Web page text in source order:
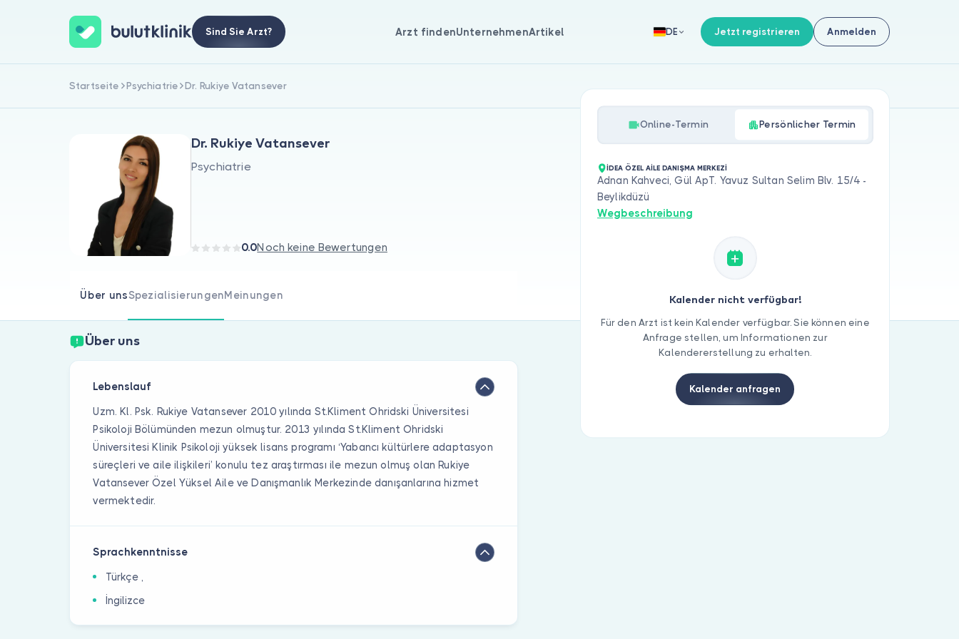
Sind Sie Arzt? Arzt findenUnternehmenArtikel DE Jetzt registrieren Anmelden
Startseite Psychiatrie Dr. Rukiye Vatansever
Dr. Rukiye Vatansever
Psychiatrie
0.0Noch keine Bewertungen
Über unsSpezialisierungenMeinungen
Über uns
Lebenslauf
Uzm. Kl. Psk. Rukiye Vatansever 2010 yılında St.Kliment Ohridski Üniversitesi
Psikoloji Bölümünden mezun olmuştur. 2013 yılında St.Kliment Ohridski
Üniversitesi Klinik Psikoloji yüksek lisans programı ‘Yabancı kültürlere adaptasyon
süreçleri ve aile ilişkileri’ konulu tez araştırması ile mezun olmuş olan Rukiye
Vatansever Özel Yüksel Aile ve Danışmanlık Merkezinde danışanlarına hizmet
vermektedir.
Sprachkenntnisse
Türkçe ,
İngilizce
Online-Termin Persönlicher Termin
İDEA ÖZEL AİLE DANIŞMA MERKEZİ
Adnan Kahveci, Gül ApT. Yavuz Sultan Selim Blv. 15/4 -
Beylikdüzü
Wegbeschreibung
Kalender nicht verfügbar!
Für den Arzt ist kein Kalender verfügbar. Sie können eine
Anfrage stellen, um Informationen zur
Kalendererstellung zu erhalten.
Kalender anfragen